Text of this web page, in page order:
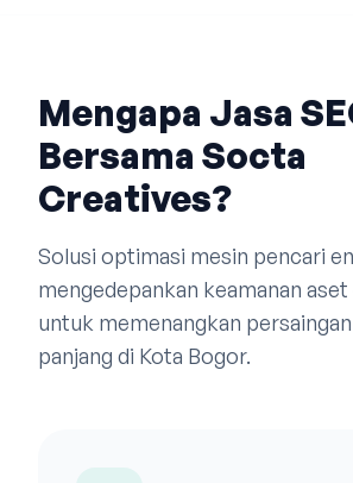
Mengapa Jasa
Bersama Socta
Creatives?
Solusi optimasi mesin pencari
mengedepankan keamanan
untuk memenangkan
panjang di Kota Bogor.